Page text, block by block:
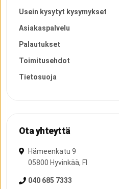
Usein kysytyt kysymykset
Asiakaspalvelu
Palautukset
Toimitusehdot
Tietosuoja
Ota yhteyttä
Hämeenkatu 9
05800 Hyvinkää, FI
040 685 7333